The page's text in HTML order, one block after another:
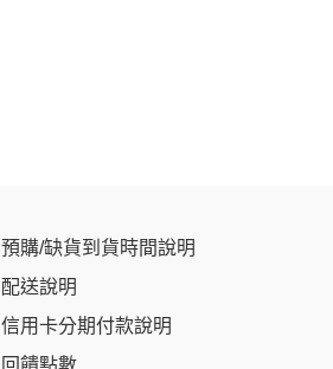
預購/缺貨到貨時間說明
配送說明
信用卡分期付款說明
回饋點數